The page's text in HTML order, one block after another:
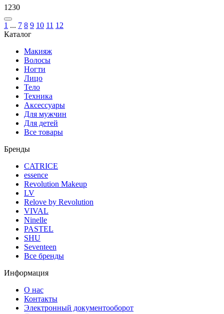
1230
1 ... 7 8 9 10 11 12
Каталог
Макияж
Волосы
Ногти
Лицо
Тело
Техника
Аксессуары
Для мужчин
Для детей
Все товары
Бренды
CATRICE
essence
Revolution Makeup
LV
Relove by Revolution
VIVAL
Ninelle
PASTEL
SHU
Seventeen
Все бренды
Информация
О нас
Контакты
Электронный документооборот